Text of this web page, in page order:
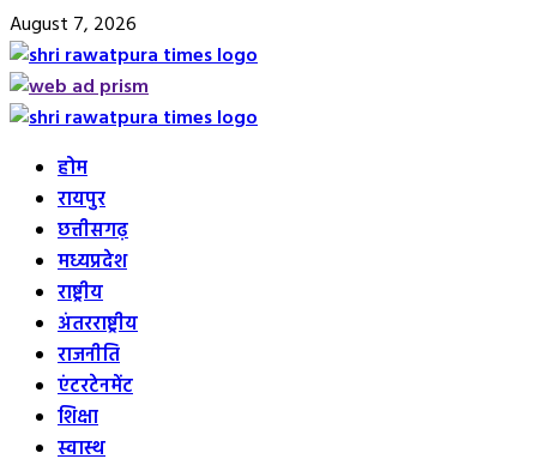
Skip
to
content
August 7, 2026
Primary
होम
रायपुर
छत्तीसगढ़
मध्यप्रदेश
राष्ट्रीय
अंतरराष्ट्रीय
राजनीति
एंटरटेनमेंट
शिक्षा
स्वास्थ